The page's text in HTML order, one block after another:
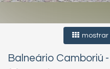
mostrar
Balneário Camboriú -